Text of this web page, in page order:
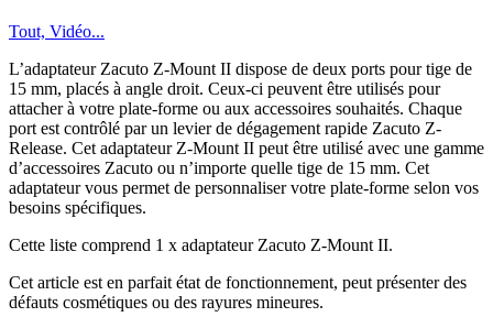
Tout, Vidéo...
L’adaptateur Zacuto Z-Mount II dispose de deux ports pour tige de
15 mm, placés à angle droit. Ceux-ci peuvent être utilisés pour
attacher à votre plate-forme ou aux accessoires souhaités. Chaque
port est contrôlé par un levier de dégagement rapide Zacuto Z-
Release. Cet adaptateur Z-Mount II peut être utilisé avec une gamme
d’accessoires Zacuto ou n’importe quelle tige de 15 mm. Cet
adaptateur vous permet de personnaliser votre plate-forme selon vos
besoins spécifiques.
Cette liste comprend 1 x adaptateur Zacuto Z-Mount II.
Cet article est en parfait état de fonctionnement, peut présenter des
défauts cosmétiques ou des rayures mineures.